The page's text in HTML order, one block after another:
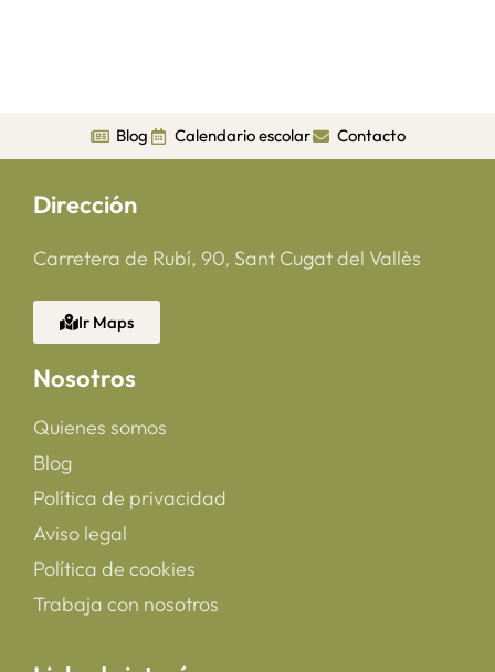
Blog Calendario escolar Contacto
Dirección
Carretera de Rubí, 90, Sant Cugat del Vallès
Ir Maps
Nosotros
Quienes somos
Blog
Política de privacidad
Aviso legal
Política de cookies
Trabaja con nosotros